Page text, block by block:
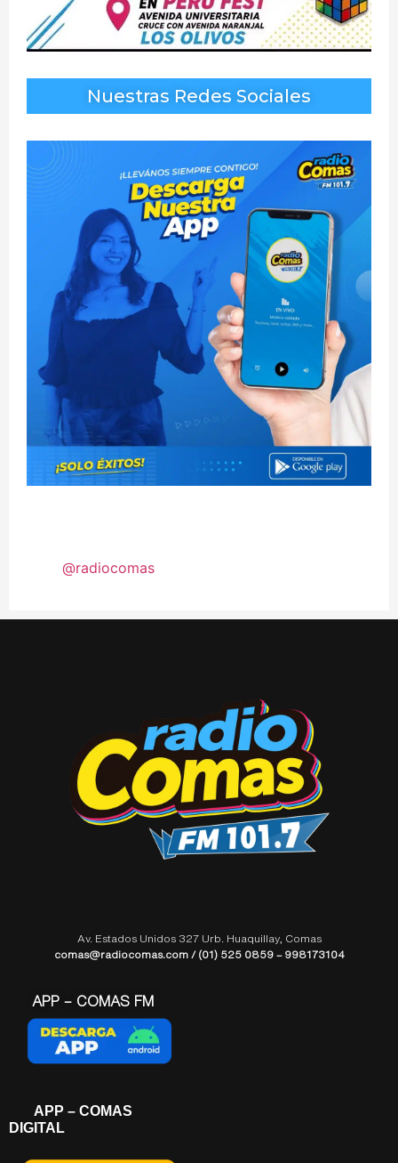
Nuestras Redes Sociales
@radiocomas
Av. Estados Unidos 327 Urb. Huaquillay, Comas
comas@radiocomas.com / (01) 525 0859 – 998173104
APP – COMAS FM
APP – COMAS
DIGITAL